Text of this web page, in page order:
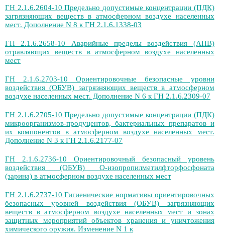
ГН 2.1.6.2604-10 Предельно допустимые концентрации (ПДК)
загрязняющих веществ в атмосферном воздухе населенных
мест. Дополнение N 8 к ГН 2.1.6.1338-03
ГН 2.1.6.2658-10 Аварийные пределы воздействия (АПВ)
отравляющих веществ в атмосферном воздухе населенных
мест
ГН 2.1.6.2703-10 Ориентировочные безопасные уровни
воздействия (ОБУВ) загрязняющих веществ в атмосферном
воздухе населенных мест. Дополнение N 6 к ГН 2.1.6.2309-07
ГН 2.1.6.2705-10 Предельно допустимые концентрации (ПДК)
микроорганизмов-продуцентов, бактериальных препаратов и
их компонентов в атмосферном воздухе населенных мест.
Дополнение N 3 к ГН 2.1.6.2177-07
ГН 2.1.6.2736-10 Ориентировочный безопасный уровень
воздействия (ОБУВ) О-изопропилметилфторфосфоната
(зарина) в атмосферном воздухе населенных мест
ГН 2.1.6.2737-10 Гигиенические нормативы ориентировочных
безопасных уровней воздействия (ОБУВ) загрязняющих
веществ в атмосферном воздухе населенных мест и зонах
защитных мероприятий объектов хранения и уничтожения
химического оружия. Изменение N 1 к